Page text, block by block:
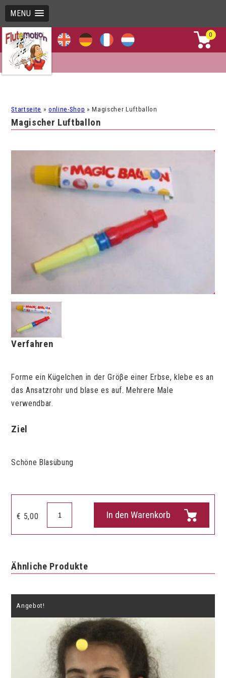
MENU
0
Startseite »online-Shop »Magischer Luftballon
Magischer Luftballon
Verfahren
Forme ein Kügelchen in der Gröβe einer Erbse, klebe es an
das Ansatzrohr und blase es auf. Mehrere Male
verwendbar.
Ziel
Schöne Blasübung
€ 5,00
Menge
In den Warenkorb
Ähnliche Produkte
Angebot!